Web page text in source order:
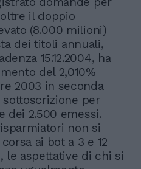
il doppio
(8.000 milioni)
dei titoli annuali,
15.12.2004, ha
del 2,010%
2003 in seconda
per
dei 2.500 emessi.
non si
ai bot a 3 e 12
le aspettative di chi si